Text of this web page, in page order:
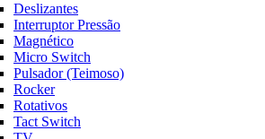
Deslizantes
Interruptor Pressão
Magnético
Micro Switch
Pulsador (Teimoso)
Rocker
Rotativos
Tact Switch